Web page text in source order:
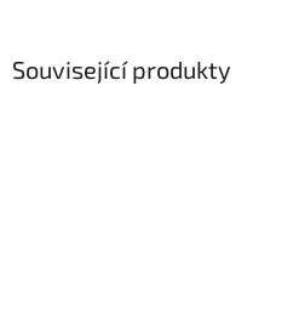
Související produkty